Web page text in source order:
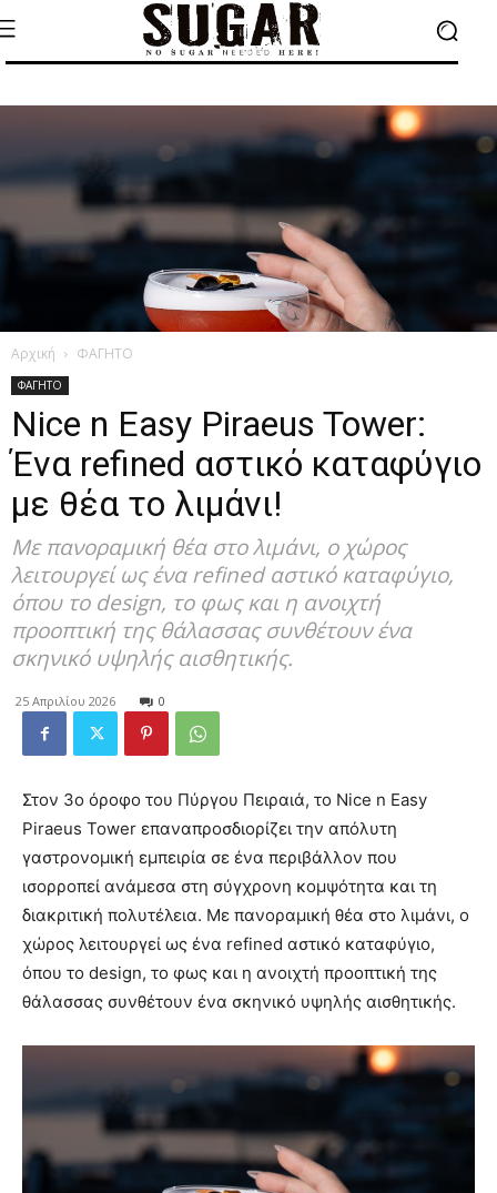
Αρχική ΦΑΓΗΤΟ
ΦΑΓΗΤΟ
Nice n Easy Piraeus Tower:
Ένα refined αστικό καταφύγιο
με θέα το λιμάνι!
Με πανοραμική θέα στο λιμάνι, ο χώρος
λειτουργεί ως ένα refined αστικό καταφύγιο,
όπου το design, το φως και η ανοιχτή
προοπτική της θάλασσας συνθέτουν ένα
σκηνικό υψηλής αισθητικής.
25 Απριλίου 2026 0
Στον 3ο όροφο του Πύργου Πειραιά, το Nice n Easy
Piraeus Tower επαναπροσδιορίζει την απόλυτη
γαστρονομική εμπειρία σε ένα περιβάλλον που
ισορροπεί ανάμεσα στη σύγχρονη κομψότητα και τη
διακριτική πολυτέλεια. Με πανοραμική θέα στο λιμάνι, ο
χώρος λειτουργεί ως ένα refined αστικό καταφύγιο,
όπου το design, το φως και η ανοιχτή προοπτική της
θάλασσας συνθέτουν ένα σκηνικό υψηλής αισθητικής.